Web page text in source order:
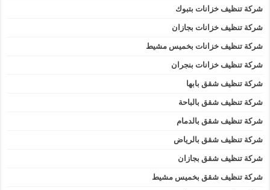
شركة تنظيف خزانات بتبوك
شركة تنظيف خزانات بجازان
شركة تنظيف خزانات بخميس مشيط
شركة تنظيف خزانات بنجران
شركة تنظيف شقق بابها
شركة تنظيف شقق بالباحة
شركة تنظيف شقق بالدمام
شركة تنظيف شقق بالرياض
شركة تنظيف شقق بجازان
شركة تنظيف شقق بخميس مشيط